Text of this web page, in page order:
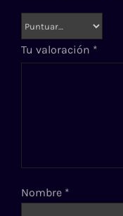
Tu valoración *
Nombre *